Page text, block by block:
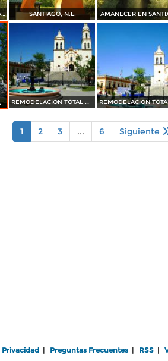
POR LOS CAMINOS DE SANTIAGO SANTIAGO, N.L. AMANECER EN
(2010) REMODELACION TOTAL DE PLAZA OCAMPO (2010)
1 2 3 ... 6 Siguiente
Privacidad Preguntas Frecuentes RSS